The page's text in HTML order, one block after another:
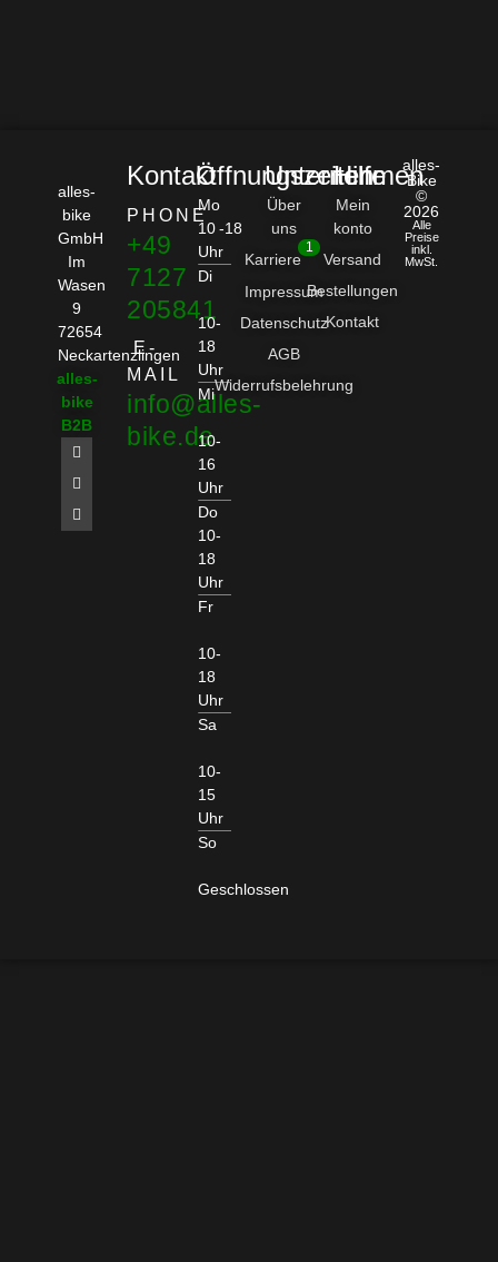
alles-
bike
GmbH
Im
Wasen
9
72654
Neckartenzlingen
alles-
bike
B2B
Kontakt
PHONE
+49
7127
205841
E-
MAIL
info@alles-
bike.de
Öffnungszeiten
Mo
10 -18
Uhr
Di
10-
18
Uhr
Mi
10-
16
Uhr
Do
10-
18
Uhr
Fr
10-
18
Uhr
Sa
10-
15
Uhr
So
Geschlossen
Unternehmen
Über
uns
Karriere
1
Impressum
Datenschutz
AGB
Widerrufsbelehrung
Hilfe
Mein
konto
Versand
Bestellungen
Kontakt
alles-
Bike
©
2026
Alle
Preise
inkl.
MwSt.